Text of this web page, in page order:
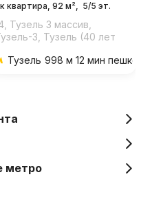
транспорте
квартира, 92 м², 5/5 эт.
Тузель 3 массив,
3, Тузель (40 лет
Ташкент, 100000,
Тузель 998 м 12 мин
метро